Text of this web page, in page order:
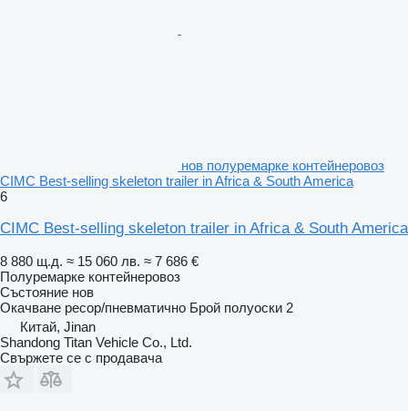
нов полуремарке контейнеровоз
CIMC Best-selling skeleton trailer in Africa & South America
6
CIMC Best-selling skeleton trailer in Africa & South America
8 880 щ.д. ≈ 15 060 лв. ≈ 7 686 €
Полуремарке контейнеровоз
Състояние нов
Окачване ресор/пневматично Брой полуоски 2
Китай, Jinan
Shandong Titan Vehicle Co., Ltd.
Свържете се с продавача